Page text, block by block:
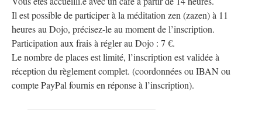
Il est possible de participer à la méditation zen (zazen) à 11
heures au Dojo, précisez-le au moment de l’inscription.
Participation aux frais à régler au Dojo : 7 €.
Le nombre de places est limité, l’inscription est validée à
réception du règlement complet. (coordonnées ou IBAN ou
compte PayPal fournis en réponse à l’inscription).